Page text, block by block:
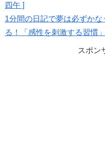
四午 ]
1分間の日記で夢は必ずか
る！「感性を刺激する習慣
スポン